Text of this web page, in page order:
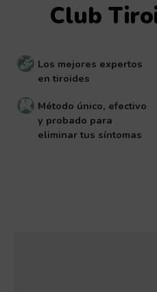
Club
Los mejores expertos
en tiroides
Método único, efectivo
y probado para
eliminar tus síntomas